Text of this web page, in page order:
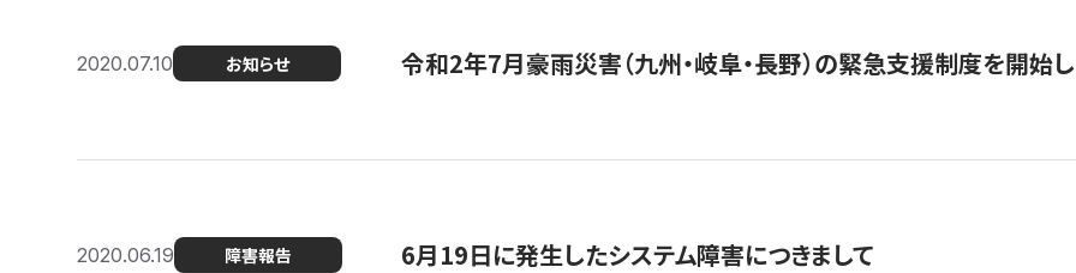
2020.07.10 お知らせ 令和2年7月豪雨災害（九州・岐阜・長野）の緊急支援制度を開始
2020.06.19 障害報告 6月19日に発生したシステム障害につきまして